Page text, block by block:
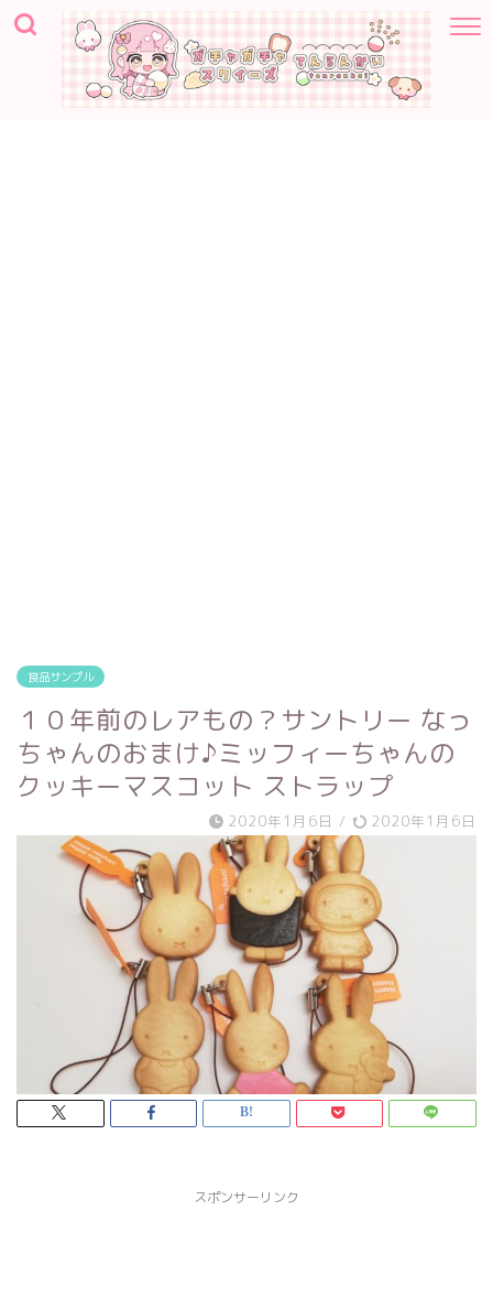
食品サンプル
１０年前のレアもの？サントリー なっ
ちゃんのおまけ♪ミッフィーちゃんの
クッキーマスコット ストラップ
2020年1月6日 / 2020年1月6日
スポンサーリンク